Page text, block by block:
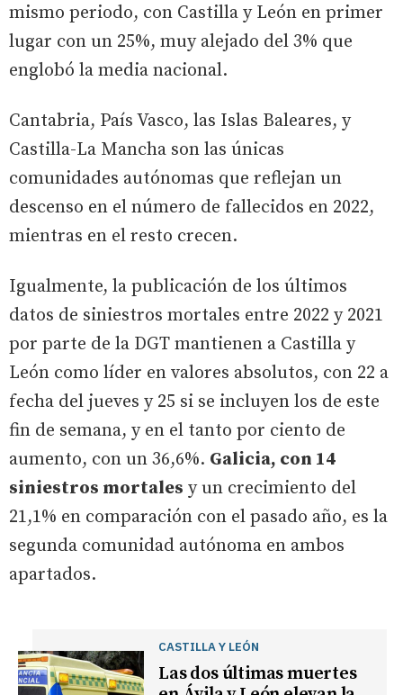
mismo periodo, con Castilla y León en primer
lugar con un 25%, muy alejado del 3% que
englobó la media nacional.
Cantabria, País Vasco, las Islas Baleares, y
Castilla-La Mancha son las únicas
comunidades autónomas que reflejan un
descenso en el número de fallecidos en 2022,
mientras en el resto crecen.
Igualmente, la publicación de los últimos
datos de siniestros mortales entre 2022 y 2021
por parte de la DGT mantienen a Castilla y
León como líder en valores absolutos, con 22 a
fecha del jueves y 25 si se incluyen los de este
fin de semana, y en el tanto por ciento de
aumento, con un 36,6%. Galicia, con 14
siniestros mortales y un crecimiento del
21,1% en comparación con el pasado año, es la
segunda comunidad autónoma en ambos
apartados.
CASTILLA Y LEÓN
Las dos últimas muertes